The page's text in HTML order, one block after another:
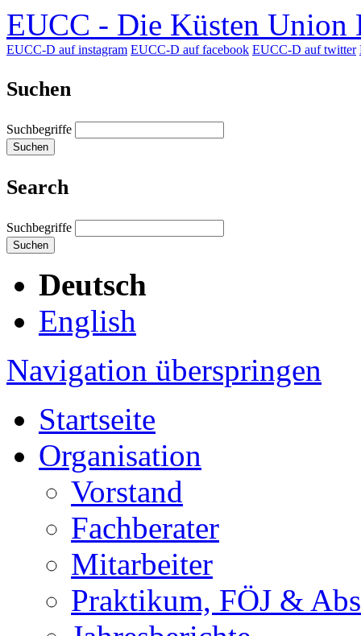
EUCC - Die Küsten Union
EUCC-D auf instagram EUCC-D auf facebook EUCC-D auf twitter
Suchen
Suchbegriffe
Suchen
Search
Suchbegriffe
Suchen
Deutsch
English
Navigation überspringen
Startseite
Organisation
Vorstand
Fachberater
Mitarbeiter
Praktikum, FÖJ &